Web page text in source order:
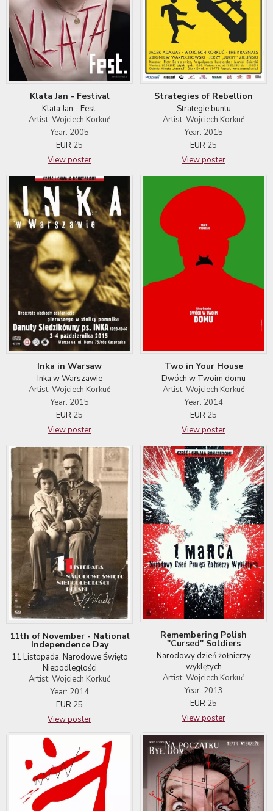
Klata Jan - Festival
Klata Jan - Fest.
Artist: Wojciech Korkuć
Year: 2005
EUR 25
View poster
Strategies of Rebellion
Strategie buntu
Artist: Wojciech Korkuć
Year: 2015
EUR 25
View poster
Inka in Warsaw
Inka w Warszawie
Artist: Wojciech Korkuć
Year: 2015
EUR 25
View poster
Two in Your House
Dwóch w Twoim domu
Artist: Wojciech Korkuć
Year: 2014
EUR 25
View poster
11th of November - National
Independence Day
11 Listopada, Narodowe Święto
Niepodległości
Artist: Wojciech Korkuć
Year: 2014
EUR 25
View poster
Remembering Polish
"Cursed" Soldiers
Narodowy dzień żołnierzy
wyklętych
Artist: Wojciech Korkuć
Year: 2013
EUR 25
View poster